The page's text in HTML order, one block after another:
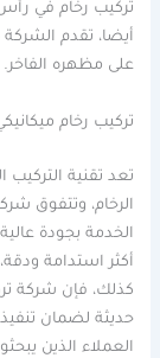
تركيب رخام في
أيضا، تقدم
على مظهره الفاخر.
تركيب رخام
تعد تقنية
الرخام، وتتفوق
الخدمة بجودة
أكثر استدامة ودقة،
كذلك، فإن شركة
حديثة لضمان
العملاء الذين